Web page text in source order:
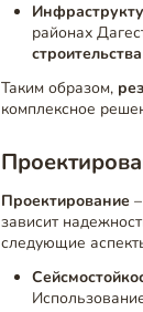
районах
строительства
Таким образом,
комплексное
Проектирование
зависит
следующие